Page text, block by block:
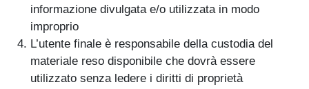
informazione divulgata e/o utilizzata in modo
improprio
L’utente finale è responsabile della custodia del
materiale reso disponibile che dovrà essere
utilizzato senza ledere i diritti di proprietà